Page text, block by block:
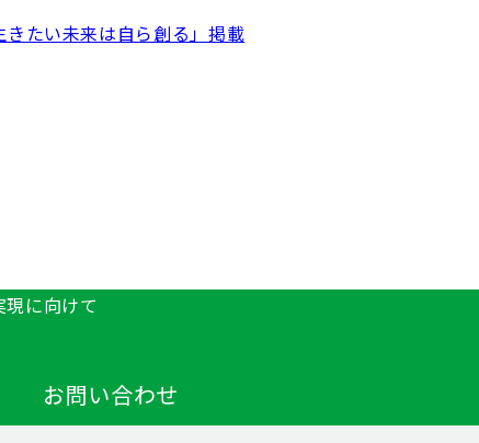
たい未来は自ら創る」掲載
に向けて
お問い合わせ